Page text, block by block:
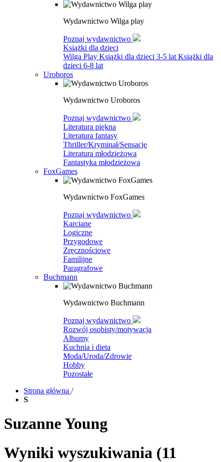
Wydawnictwo Wilga play
Poznaj wydawnictwo
Książki dla dzieci
Wilga Play Książki dla dzieci 3-5 lat Książki dla
dzieci 6-8 lat
Uroboros
Wydawnictwo Uroboros
Poznaj wydawnictwo
Literatura piękna
Literatura fantasy
Thriller/Kryminał/Sensacje
Literatura młodzieżowa
Fantastyka młodzieżowa
FoxGames
Wydawnictwo FoxGames
Poznaj wydawnictwo
Karciane
Logiczne
Przygodowe
Zręcznościowe
Familijne
Paragrafowe
Buchmann
Wydawnictwo Buchmann
Poznaj wydawnictwo
Rozwój osobisty/motywacja
Albumy
Kuchnia i dieta
Moda/Uroda/Zdrowie
Hobby
Pozostałe
Strona główna /
S
Suzanne Young
Wyniki wyszukiwania (11